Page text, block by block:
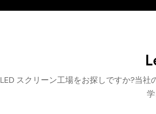
LED スクリーン工場をお探しですか?当